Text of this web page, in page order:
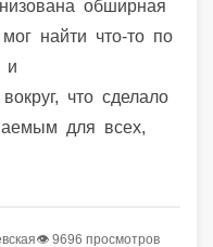
обширная
найти что-то по
и
что сделало
для всех,
👁 9696 просмотров